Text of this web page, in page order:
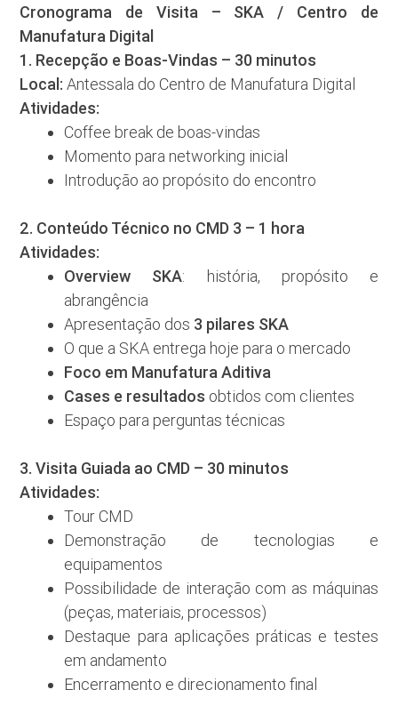
Cronograma de Visita – SKA / Centro de
Manufatura Digital
1. Recepção e Boas-Vindas – 30 minutos
Local: Antessala do Centro de Manufatura Digital
Atividades:
Coffee break de boas-vindas
Momento para networking inicial
Introdução ao propósito do encontro
2. Conteúdo Técnico no CMD 3 – 1 hora
Atividades:
Overview SKA: história, propósito e
abrangência
Apresentação dos 3 pilares SKA
O que a SKA entrega hoje para o mercado
Foco em Manufatura Aditiva
Cases e resultados obtidos com clientes
Espaço para perguntas técnicas
3. Visita Guiada ao CMD – 30 minutos
Atividades:
Tour CMD
Demonstração de tecnologias e
equipamentos
Possibilidade de interação com as máquinas
(peças, materiais, processos)
Destaque para aplicações práticas e testes
em andamento
Encerramento e direcionamento final